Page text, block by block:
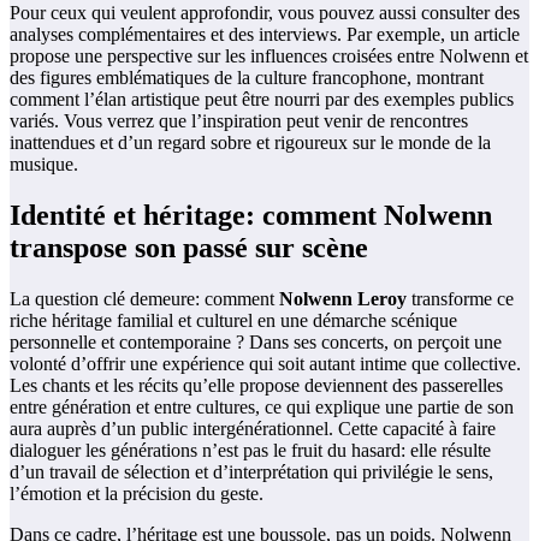
Pour ceux qui veulent approfondir, vous pouvez aussi consulter des
analyses complémentaires et des interviews. Par exemple, un article
propose une perspective sur les influences croisées entre Nolwenn et
des figures emblématiques de la culture francophone, montrant
comment l’élan artistique peut être nourri par des exemples publics
variés. Vous verrez que l’inspiration peut venir de rencontres
inattendues et d’un regard sobre et rigoureux sur le monde de la
musique.
Identité et héritage: comment Nolwenn
transpose son passé sur scène
La question clé demeure: comment Nolwenn Leroy transforme ce
riche héritage familial et culturel en une démarche scénique
personnelle et contemporaine ? Dans ses concerts, on perçoit une
volonté d’offrir une expérience qui soit autant intime que collective.
Les chants et les récits qu’elle propose deviennent des passerelles
entre génération et entre cultures, ce qui explique une partie de son
aura auprès d’un public intergénérationnel. Cette capacité à faire
dialoguer les générations n’est pas le fruit du hasard: elle résulte
d’un travail de sélection et d’interprétation qui privilégie le sens,
l’émotion et la précision du geste.
Dans ce cadre, l’héritage est une boussole, pas un poids. Nolwenn